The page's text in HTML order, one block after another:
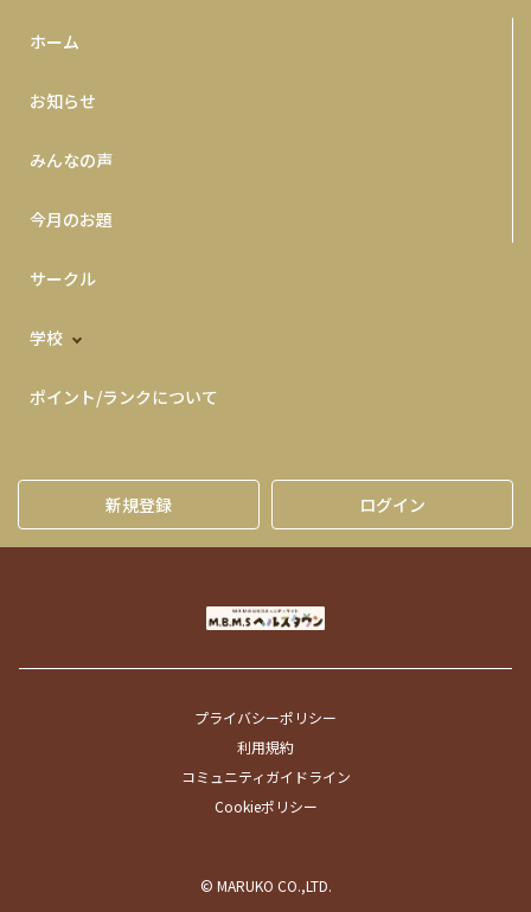
ホーム
お知らせ
みんなの声
今月のお題
サークル
学校
ポイント/ランクについて
新規登録 ログイン
プライバシーポリシー
利用規約
コミュニティガイドライン
Cookieポリシー
© MARUKO CO.,LTD.